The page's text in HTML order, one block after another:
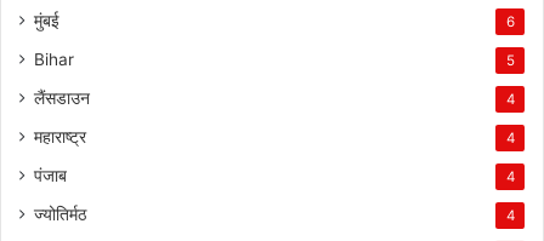
मुंबई 6
Bihar 5
लैंसडाउन 4
महाराष्ट्र 4
पंजाब 4
ज्योतिर्मठ 4